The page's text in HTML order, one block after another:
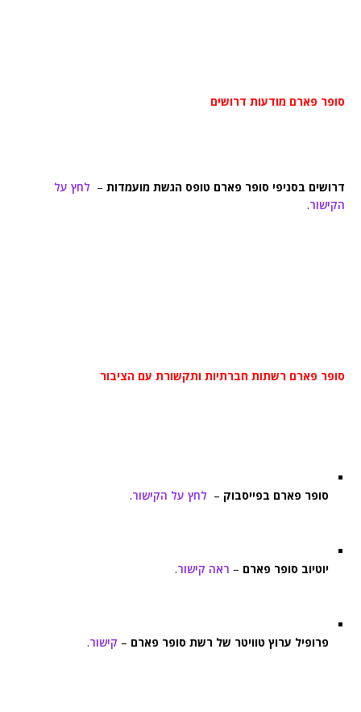
סופר פארם מודעות דרושים
דרושים בסניפי סופר פארם טופס הגשת מועמדות – לחץ על
הקישור.
סופר פארם רשתות חברתיות ותקשורת עם הציבור
סופר פארם בפייסבוק – לחץ על הקישור.
יוטיוב סופר פארם – ראה קישור.
פרופיל ערוץ טוויטר של רשת סופר פארם – קישור.